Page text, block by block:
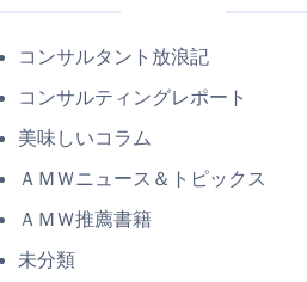
コンサルタント放浪記
コンサルティングレポート
美味しいコラム
ＡＭＷニュース＆トピックス
ＡＭＷ推薦書籍
未分類